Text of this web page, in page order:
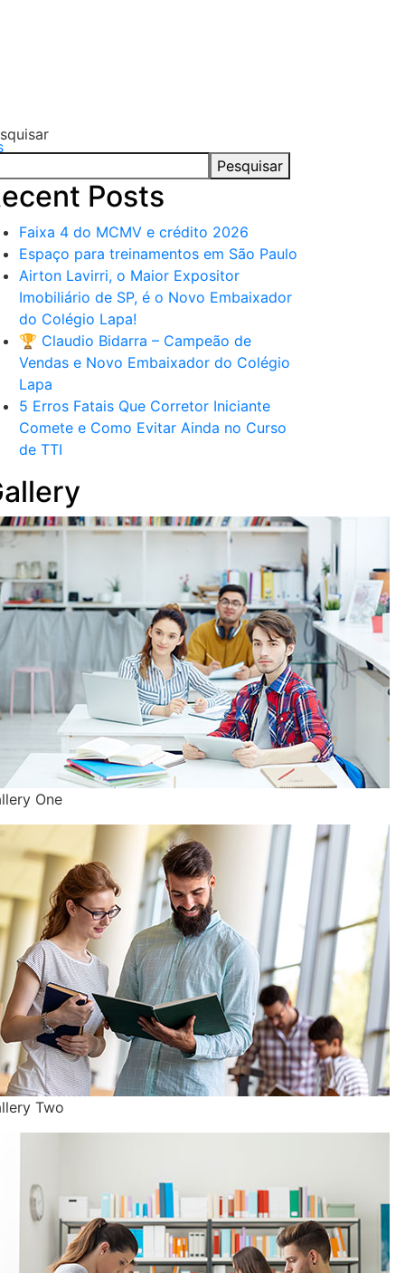
Pesquisar
Posts
Faixa 4 do MCMV e crédito 2026
Espaço para treinamentos em São Paulo
Airton Lavirri, o Maior Expositor
Imobiliário de SP, é o Novo Embaixador
do Colégio Lapa!
🏆 Claudio Bidarra – Campeão de
Vendas e Novo Embaixador do Colégio
Lapa
5 Erros Fatais Que Corretor Iniciante
Comete e Como Evitar Ainda no Curso
de TTI​
One
Two